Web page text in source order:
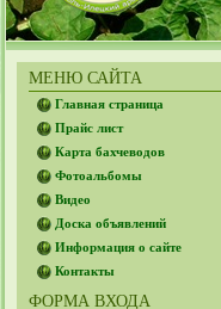
МЕНЮ САЙТА
Главная страница
Прайс лист
Карта бахчеводов
Фотоальбомы
Видео
Доска объявлений
Информация о сайте
Контакты
ФОРМА ВХОДА